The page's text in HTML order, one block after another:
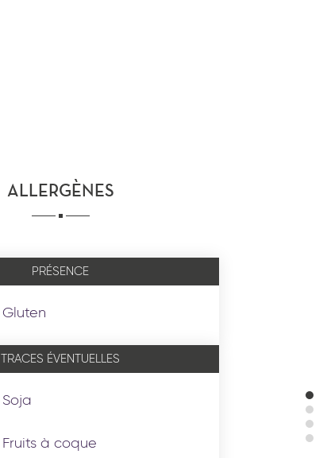
ALLERGÈNES
PRÉSENCE
Gluten
TRACES ÉVENTUELLES
Soja
Fruits à coque